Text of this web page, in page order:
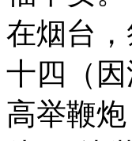
在烟台
十四（
高举鞭